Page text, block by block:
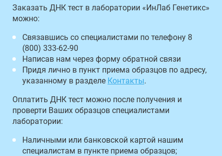
Заказать ДНК тест в лаборатории «ИнЛаб Генетикс»
можно:
Связавшись со специалистами по телефону 8
(800) 333-62-90
Написав нам через форму обратной связи
Придя лично в пункт приема образцов по адресу,
указанному в разделе Контакты.
Оплатить ДНК тест можно после получения и
проверти Ваших образцов специалистами
лаборатории:
Наличными или банковской картой нашим
специалистам в пункте приема образцов;